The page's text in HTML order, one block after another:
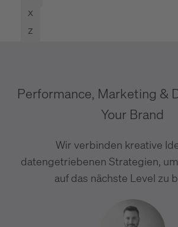
x
z
Performance, Marketing &
Your Brand
Wir verbinden kreative
datengetriebenen Strategien,
auf das nächste Level zu